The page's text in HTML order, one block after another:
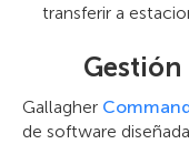
transferir a
Gallagher
de software